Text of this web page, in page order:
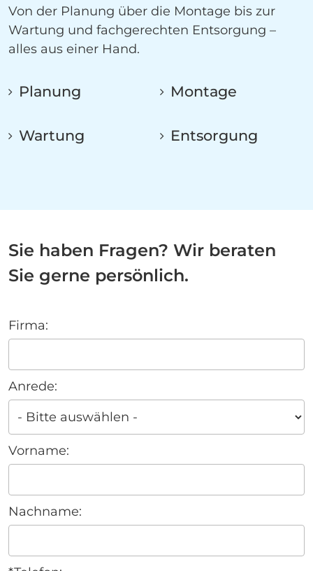
Von der Planung über die Montage bis zur
Wartung und fachgerechten Entsorgung –
alles aus einer Hand.
Planung Montage
Wartung Entsorgung
Sie haben Fragen? Wir beraten
Sie gerne persönlich.
Do
not
this
field
Firma:
Anrede:
Vorname:
Nachname: